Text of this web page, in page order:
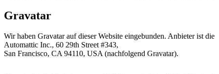
Gravatar
Wir haben Gravatar auf dieser Website eingebunden. Anbieter ist die
Automattic Inc., 60 29th Street #343,
San Francisco, CA 94110, USA (nachfolgend Gravatar).